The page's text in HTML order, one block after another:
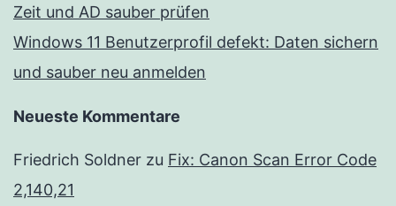
Zeit und AD sauber prüfen
Windows 11 Benutzerprofil defekt: Daten sichern
und sauber neu anmelden
Neueste Kommentare
Friedrich Soldner zu Fix: Canon Scan Error Code
2,140,21